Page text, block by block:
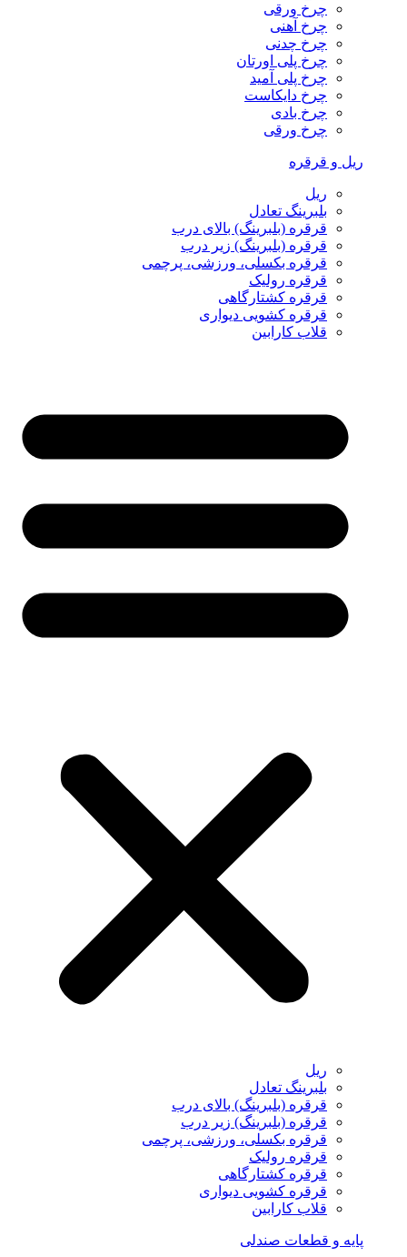
چرخ ورقی
چرخ آهنی
چرخ چدنی
چرخ پلی اورتان
چرخ پلی آمید
چرخ دایکاست
چرخ بادی
چرخ ورقی
ریل و قرقره
ریل
بلبرینگ تعادل
قرقره (بلبرینگ) بالای درب
قرقره (بلبرینگ) زیر درب
قرقره بکسلی، ورزشی، پرچمی
قرقره رولیک
قرقره کشتارگاهی
قرقره کشویی دیواری
قلاب کارابین
ریل
بلبرینگ تعادل
قرقره (بلبرینگ) بالای درب
قرقره (بلبرینگ) زیر درب
قرقره بکسلی، ورزشی، پرچمی
قرقره رولیک
قرقره کشتارگاهی
قرقره کشویی دیواری
قلاب کارابین
پایه و قطعات صندلی